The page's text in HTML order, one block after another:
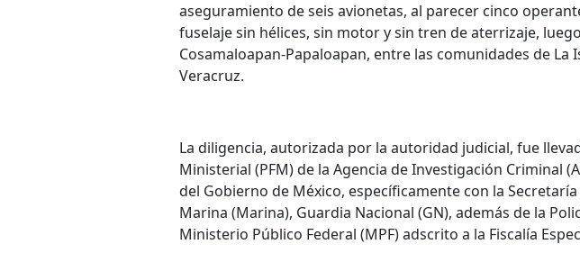
aseguramiento de seis avionetas, al parecer cinco
fuselaje sin hélices, sin motor y sin tren de aterrizaje,
Cosamaloapan-Papaloapan, entre las comunidades de
Veracruz.
La diligencia, autorizada por la autoridad judicial, fue
Ministerial (PFM) de la Agencia de Investigación Criminal
del Gobierno de México, específicamente con la
Marina (Marina), Guardia Nacional (GN), además de la
Ministerio Público Federal (MPF) adscrito a la Fiscalía